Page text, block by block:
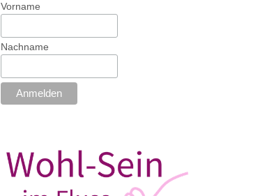
Vorname
Nachname